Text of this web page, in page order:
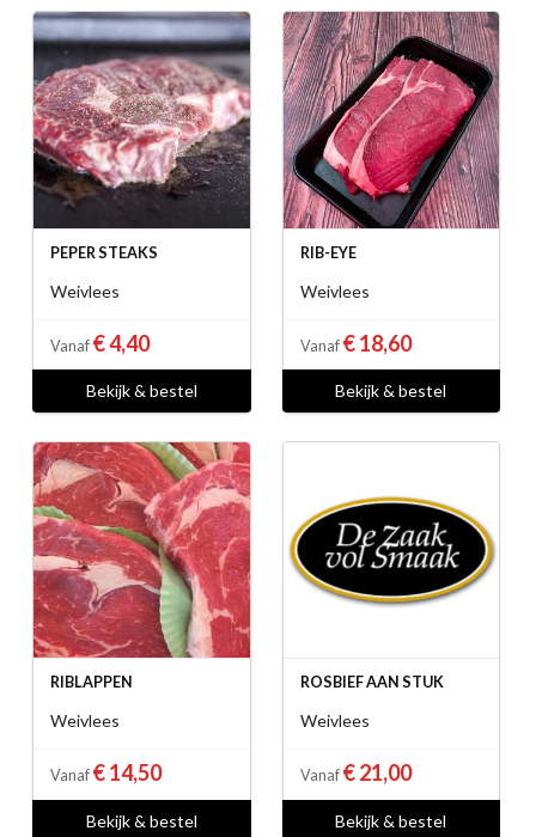
PEPER STEAKS
Weivlees
Vanaf € 4,40
Bekijk & bestel
RIB-EYE
Weivlees
Vanaf € 18,60
Bekijk & bestel
RIBLAPPEN
Weivlees
Vanaf € 14,50
Bekijk & bestel
ROSBIEF AAN STUK
Weivlees
Vanaf € 21,00
Bekijk & bestel